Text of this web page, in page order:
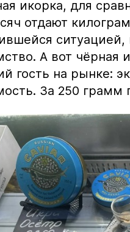
икорка, для
отдают
ситуацией,
А вот чёрная
гость на рынке:
За 250 грамм